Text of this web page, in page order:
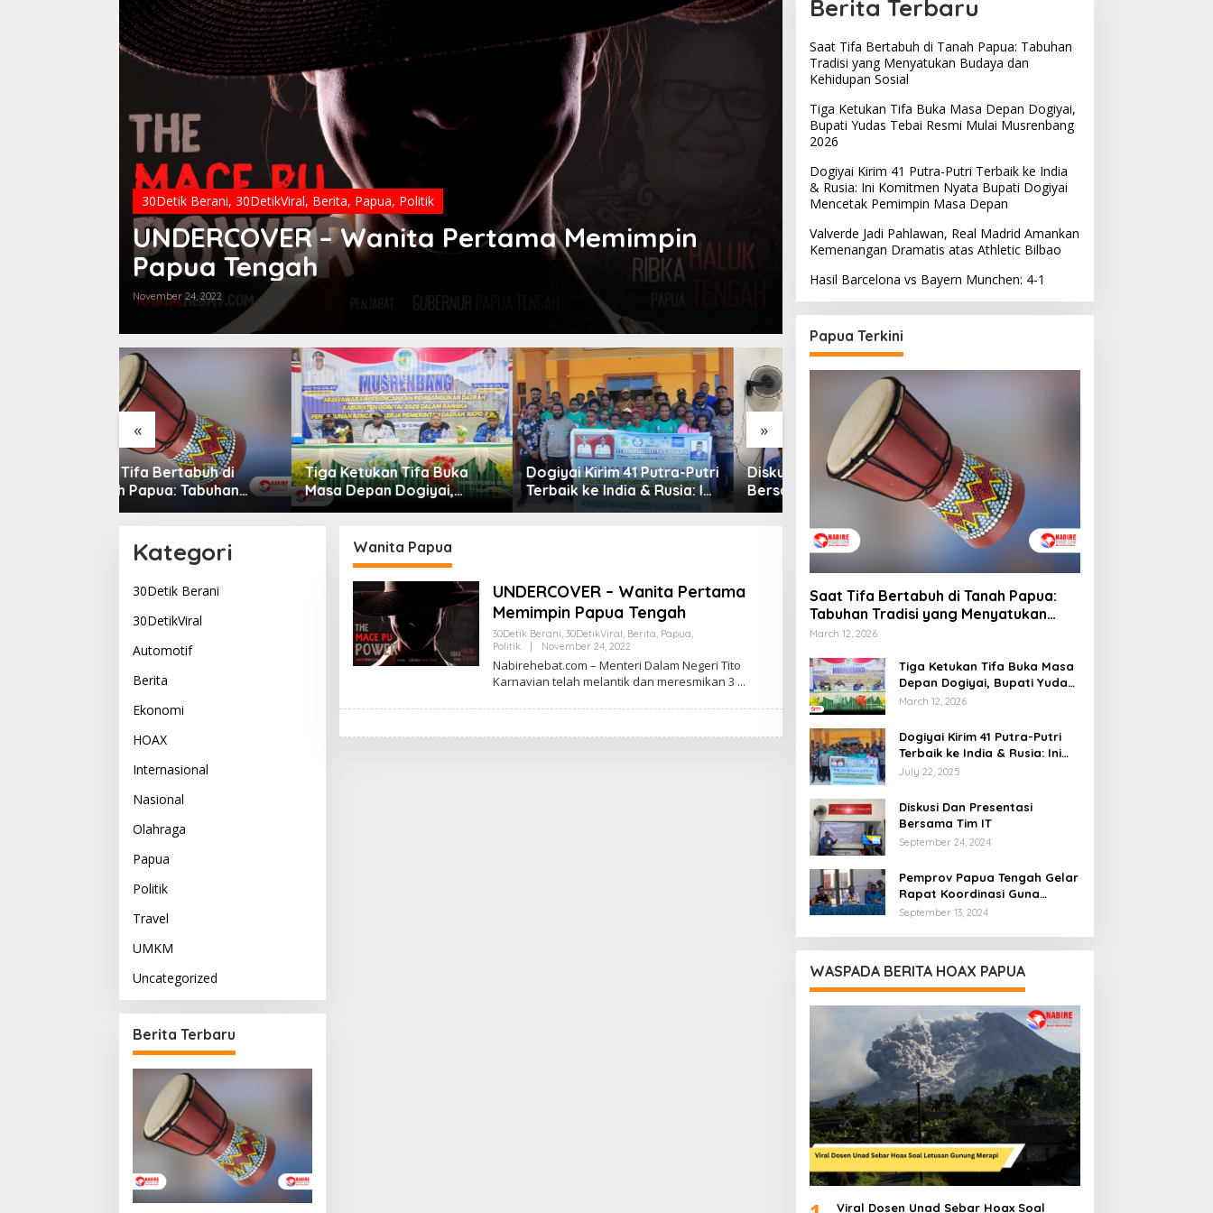
30Detik Berani, 30DetikViral, Berita, Papua, Politik
UNDERCOVER – Wanita Pertama Memimpin
Papua Tengah
November 24, 2022
« »
Tiga Ketukan Tifa Buka
Masa Depan Dogiyai,
Bupati Yudas Tebai Resmi
Dogiyai Kirim 41 Putra-Putri
Terbaik ke India & Rusia: Ini
Komitmen Nyata Bupati
Pemimpin Masa Depan
Diskusi Dan Presentasi
Bersama Tim IT
Pemprov Papua Tengah
Gelar Rapat Koordinasi
Guna Optimalkan
Pengelolaan Distribusi
Saat Tifa Bertabuh di
Tanah Papua: Tabuhan
Tradisi yang Menyatukan
Budaya dan Kehidupan
Sosial
Kategori
30Detik Berani
30DetikViral
Automotif
Berita
Ekonomi
HOAX
Internasional
Nasional
Olahraga
Papua
Politik
Travel
UMKM
Uncategorized
Berita Terbaru
Wanita Papua
UNDERCOVER – Wanita Pertama
Memimpin Papua Tengah
30Detik Berani, 30DetikViral, Berita, Papua,
Politik
November 24, 2022By
Nabirehebat.com – Menteri Dalam Negeri Tito
Karnavian telah melantik dan meresmikan 3
Berita Terbaru
Saat Tifa Bertabuh di Tanah Papua: Tabuhan
Tradisi yang Menyatukan Budaya dan
Kehidupan Sosial
Tiga Ketukan Tifa Buka Masa Depan Dogiyai,
Bupati Yudas Tebai Resmi Mulai Musrenbang
2026
Dogiyai Kirim 41 Putra-Putri Terbaik ke India
& Rusia: Ini Komitmen Nyata Bupati Dogiyai
Mencetak Pemimpin Masa Depan
Valverde Jadi Pahlawan, Real Madrid Amankan
Kemenangan Dramatis atas Athletic Bilbao
Hasil Barcelona vs Bayern Munchen: 4-1
Papua Terkini
Saat Tifa Bertabuh di Tanah Papua:
Tabuhan Tradisi yang Menyatukan
Budaya dan Kehidupan Sosial
March 12, 2026
Tiga Ketukan Tifa Buka Masa
Depan Dogiyai, Bupati Yudas
Tebai Resmi Mulai
March 12, 2026
Dogiyai Kirim 41 Putra-Putri
Terbaik ke India & Rusia: Ini
Komitmen Nyata Bupati
Masa Depan
July 22, 2025
Diskusi Dan Presentasi
Bersama Tim IT
September 24, 2024
Pemprov Papua Tengah Gelar
Rapat Koordinasi Guna
Optimalkan Pengelolaan
September 13, 2024
WASPADA BERITA HOAX PAPUA
Viral Dosen Unad Sebar Hoax Soal